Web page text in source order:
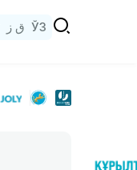
ق ز ЎЗ